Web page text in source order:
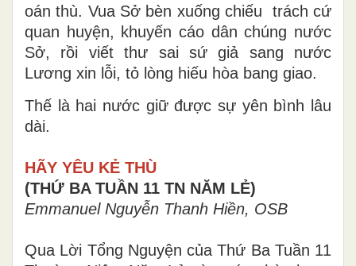
oán thù. Vua Sở bèn xuống chiếu trách cứ
quan huyện, khuyến cáo dân chúng nước
Sở, rồi viết thư sai sứ giả sang nước
Lương xin lỗi, tỏ lòng hiếu hòa bang giao.
Thế là hai nước giữ được sự yên bình lâu
dài.
HÃY YÊU KẺ THÙ
(THỨ BA TUẦN 11 TN NĂM LẺ)
Emmanuel Nguyễn Thanh Hiền, OSB
Qua Lời Tổng Nguyện của Thứ Ba Tuần 11